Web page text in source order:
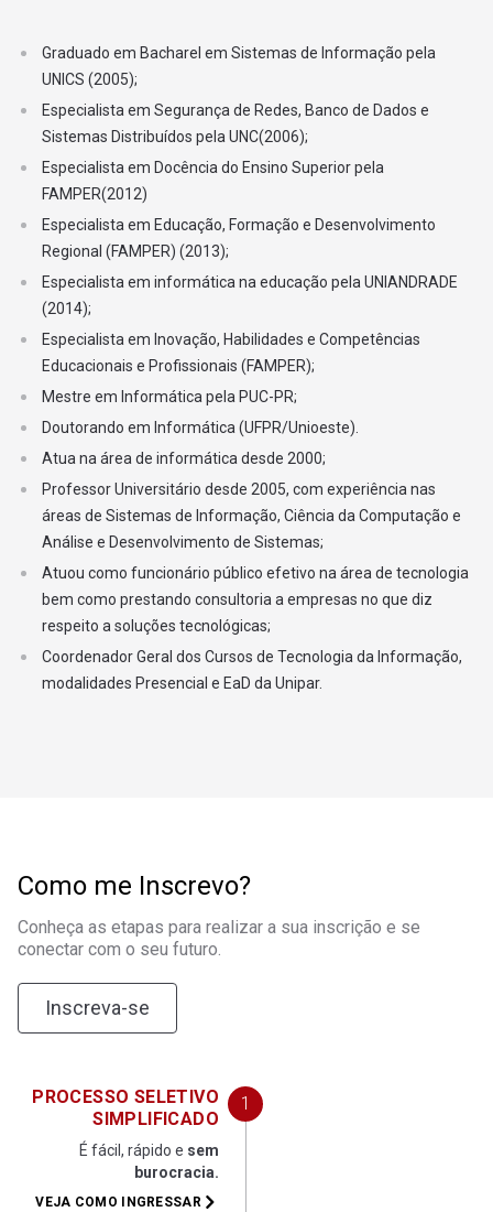
orientadas por dados. Entre as principais áreas de atuação
destacam-se: Administração de Banco de Dados (DBA),
de Dados, Mineração de Dados, Inteligência Artificial, Machine
Learning, Governança e Segurança de Dados, Análise de Dados,
integração de sistemas e consultoria em infraestrutura de dados.
O mercado encontra-se em constante expansão devido ao
crescimento da transformação digital e da necessidade cada vez
maior de profissionais especializados em gestão e análise
estratégica de informações.
15 Atividades complementares
16 EXTENSÃO I
4º SEMESTRE
18 Programação para Ciência de Dados
19 Redes Neurais
20 Inteligência Artificial
21 Atividades complementares
22 EXTENSÃO II
5º SEMESTRE
23 Atividade Curricular Presencial em Tecnologia
24 Administração de Banco de Dados
27 Tópicos Especiais em Tecnologia da Informação
28 Atividades complementares
29
30 Língua Brasileira de Sinais - LIBRAS
Noções de Ciências Sociais
Graduado em Bacharel em Sistemas de Informação pela
UNICS (2005);
Especialista em Segurança de Redes, Banco de Dados e
Sistemas Distribuídos pela UNC(2006);
Especialista em Docência do Ensino Superior pela
FAMPER(2012)
Especialista em Educação, Formação e Desenvolvimento
Regional (FAMPER) (2013);
Especialista em informática na educação pela UNIANDRADE
(2014);
Especialista em Inovação, Habilidades e Competências
Educacionais e Profissionais (FAMPER);
Mestre em Informática pela PUC-PR;
Doutorando em Informática (UFPR/Unioeste).
Atua na área de informática desde 2000;
Professor Universitário desde 2005, com experiência nas
áreas de Sistemas de Informação, Ciência da Computação e
Análise e Desenvolvimento de Sistemas;
Atuou como funcionário público efetivo na área de tecnologia
bem como prestando consultoria a empresas no que diz
respeito a soluções tecnológicas;
Coordenador Geral dos Cursos de Tecnologia da Informação,
modalidades Presencial e EaD da Unipar.
Como me Inscrevo?
Conheça as etapas para realizar a sua inscrição e se
conectar com o seu futuro.
Inscreva-se
PROCESSO SELETIVO
SIMPLIFICADO
É fácil, rápido e sem
burocracia.
VEJA COMO INGRESSAR